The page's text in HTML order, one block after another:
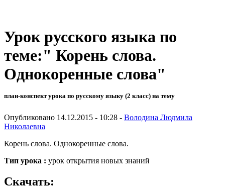
Урок русского языка по
теме:" Корень слова.
Однокоренные слова"
план-конспект урока по русскому языку (2 класс) на тему
Опубликовано 14.12.2015 - 10:28 - Володина Людмила
Николаевна
Корень слова. Однокоренные слова.
Тип урока : урок открытия новых знаний
Скачать: